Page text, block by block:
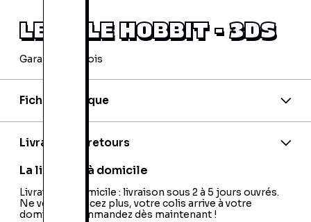
LEGO LE HOBBIT - 3DS
Garantie 24 mois
Fiche technique
Livraison et retours
La livraison à domicile
Livraison à domicile : livraison sous 2 à 5 jours ouvrés.
Ne vous déplacez plus, votre colis arrive à votre
domicile ! Commandez dès maintenant !